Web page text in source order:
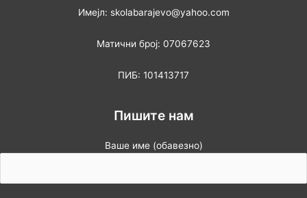
Имејл: skolabarajevo@yahoo.com
Матични број: 07067623
ПИБ: 101413717
Пишите нам
Ваше име (обавезно)